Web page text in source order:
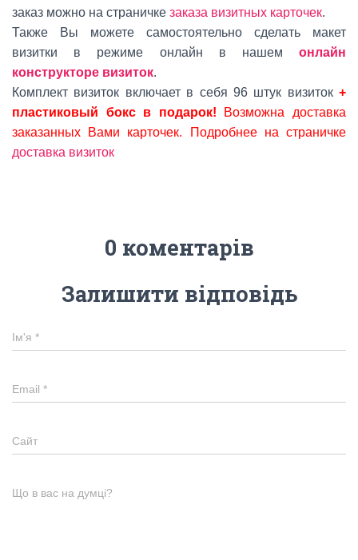
заказ можно на страничке заказа визитных карточек.
Также Вы можете самостоятельно сделать макет
визитки в режиме онлайн в нашем онлайн
конструкторе визиток.
Комплект визиток включает в себя 96 штук визиток +
пластиковый бокс в подарок! Возможна доставка
заказанных Вами карточек. Подробнее на страничке
доставка визиток
0 коментарів
Залишити відповідь
Ім'я *
Email *
Сайт
Що в вас на думці?